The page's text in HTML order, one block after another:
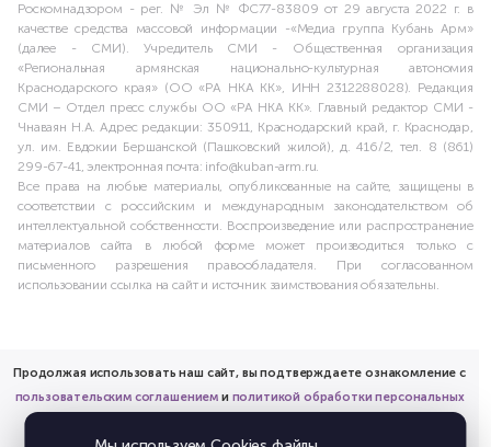
Роскомнадзором - рег. № Эл № ФС77-83809 от 29 августа 2022 г. в
качестве средства массовой информации -«Медиа группа Кубань Арм»
(далее - СМИ). Учредитель СМИ - Общественная организация
«Региональная армянская национально-культурная автономия
Краснодарского края» (ОО «РА НКА КК», ИНН 2312288028). Редакция
СМИ – Отдел пресс службы ОО «РА НКА КК». Главный редактор СМИ -
Чнаваян Н.А. Адрес редакции: 350911, Краснодарский край, г. Краснодар,
ул. им. Евдокии Бершанской (Пашковский жилой), д. 416/2, тел. 8 (861)
299-67-41, электронная почта: info@kuban-arm.ru.
Все права на любые материалы, опубликованные на сайте, защищены в
соответствии с российским и международным законодательством об
интеллектуальной собственности. Воспроизведение или распространение
материалов сайта в любой форме может производиться только с
письменного разрешения правообладателя. При согласованном
использовании ссылка на сайт и источник заимствования обязательны.
Продолжая использовать наш сайт, вы подтверждаете ознакомление с
пользовательским соглашением и политикой обработки персональных